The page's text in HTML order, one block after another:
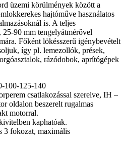
üzemi körülmények között a
hajtóműve használatos
is. A teljes
25-90 mm tengelyátmérővel
Főként lökésszerű igénybevételt
így pl. lemezollók, prések,
rázódobok, aprítógépek
100-125-140
csatlakozással szerelve, IH –
oldalon beszerelt rugalmas
motorral.
kaphatóak.
3 fokozat, maximális